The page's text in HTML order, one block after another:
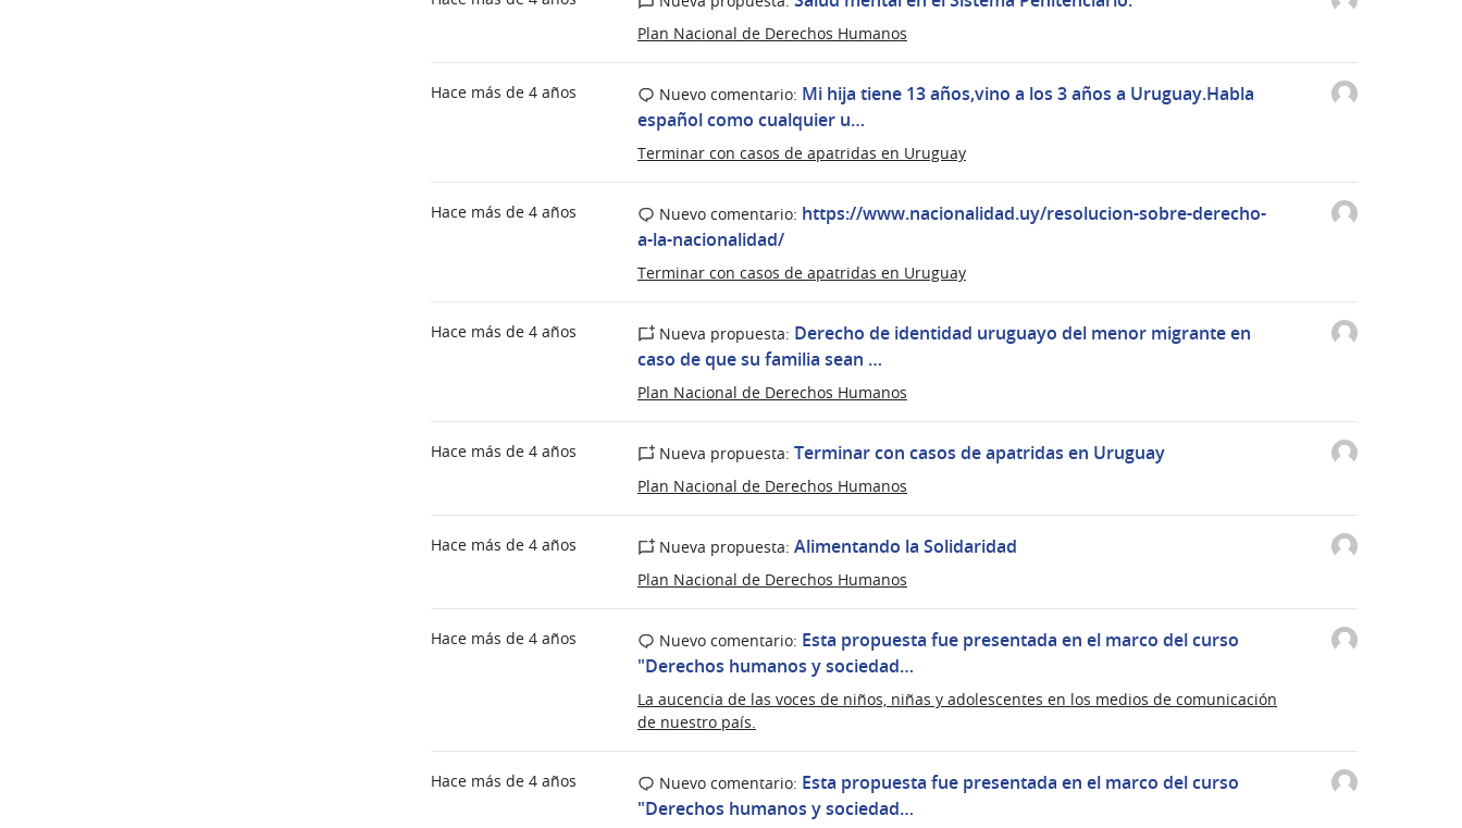
Plan Nacional de Derechos Humanos
Hace más de 4 años Nuevo comentario: Mi hija tiene 13 años,vino a los 3 años a Uruguay.Habla
español como cualquier u…
Terminar con casos de apatridas en Uruguay
Hace más de 4 años Nuevo comentario: https://www.nacionalidad.uy/resolucion-sobre-derecho-
a-la-nacionalidad/
Terminar con casos de apatridas en Uruguay
Hace más de 4 años Nueva propuesta: Derecho de identidad uruguayo del menor migrante en
caso de que su familia sean …
Plan Nacional de Derechos Humanos
Hace más de 4 años Nueva propuesta: Terminar con casos de apatridas en Uruguay
Plan Nacional de Derechos Humanos
Hace más de 4 años Nueva propuesta: Alimentando la Solidaridad
Plan Nacional de Derechos Humanos
Hace más de 4 años Nuevo comentario: Esta propuesta fue presentada en el marco del curso
"Derechos humanos y sociedad…
La aucencia de las voces de niños, niñas y adolescentes en los medios de comunicación
de nuestro país.
Hace más de 4 años Nuevo comentario: Esta propuesta fue presentada en el marco del curso
"Derechos humanos y sociedad…